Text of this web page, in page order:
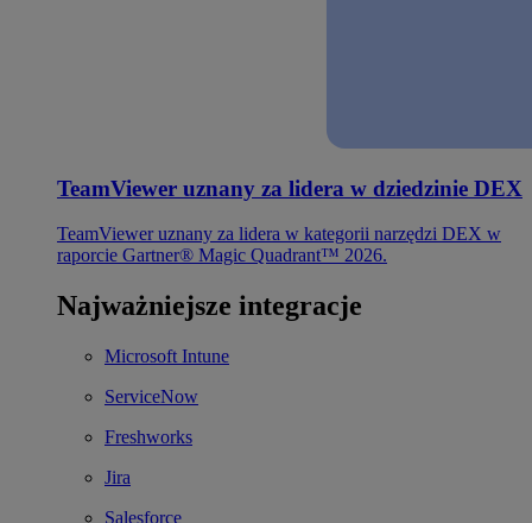
TeamViewer uznany za lidera w dziedzinie DEX
TeamViewer uznany za lidera w kategorii narzędzi DEX w
raporcie Gartner® Magic Quadrant™ 2026.
Najważniejsze integracje
Microsoft Intune
ServiceNow
Freshworks
Jira
Salesforce